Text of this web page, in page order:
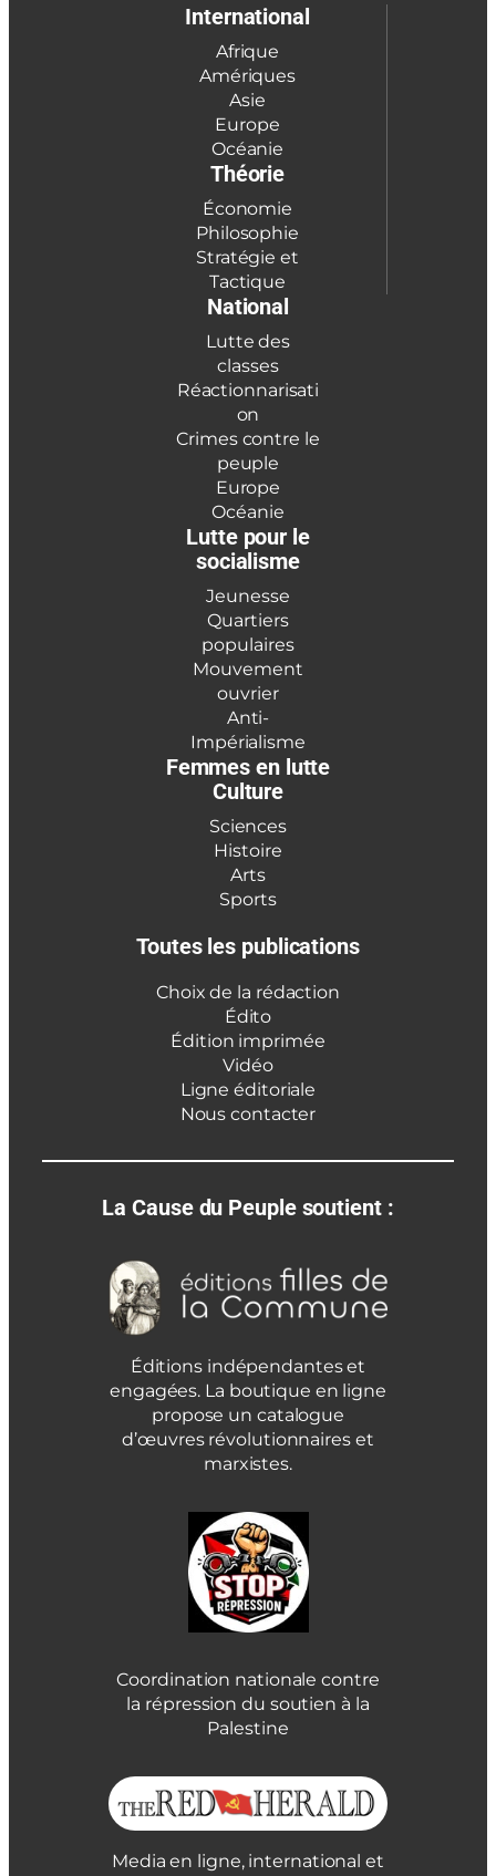
International
Afrique
Amériques
Asie
Europe
Océanie
Théorie
Économie
Philosophie
Stratégie et
Tactique
National
Lutte des
classes
Réactionnarisati
on
Crimes contre le
peuple
Europe
Océanie
Lutte pour le
socialisme
Jeunesse
Quartiers
populaires
Mouvement
ouvrier
Anti-
Impérialisme
Femmes en lutte
Culture
Sciences
Histoire
Arts
Sports
Toutes les publications
Choix de la rédaction
Édito
Édition imprimée
Vidéo
Ligne éditoriale
Nous contacter
La Cause du Peuple soutient :
Éditions indépendantes et
engagées. La boutique en ligne
propose un catalogue
d’œuvres révolutionnaires et
marxistes.
Coordination nationale contre
la répression du soutien à la
Palestine
Media en ligne, international et